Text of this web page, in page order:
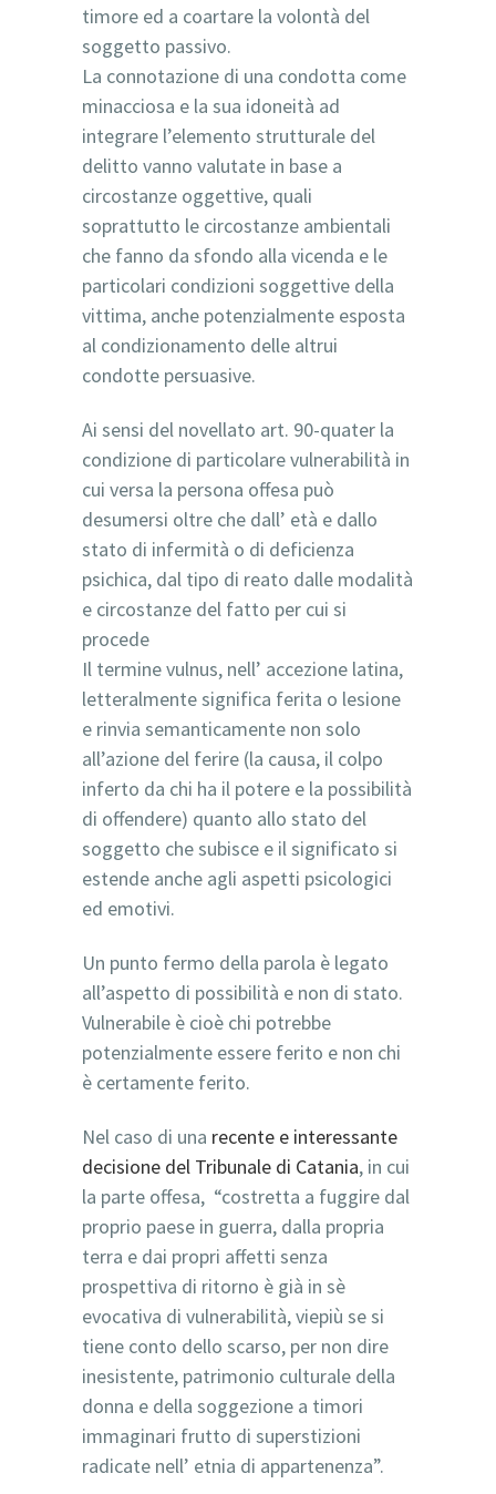
timore ed a coartare la volontà del
soggetto passivo.
La connotazione di una condotta come
minacciosa e la sua idoneità ad
integrare l’elemento strutturale del
delitto vanno valutate in base a
circostanze oggettive, quali
soprattutto le circostanze ambientali
che fanno da sfondo alla vicenda e le
particolari condizioni soggettive della
vittima, anche potenzialmente esposta
al condizionamento delle altrui
condotte persuasive.
Ai sensi del novellato art. 90-quater la
condizione di particolare vulnerabilità in
cui versa la persona offesa può
desumersi oltre che dall’ età e dallo
stato di infermità o di deficienza
psichica, dal tipo di reato dalle modalità
e circostanze del fatto per cui si
procede
Il termine vulnus, nell’ accezione latina,
letteralmente significa ferita o lesione
e rinvia semanticamente non solo
all’azione del ferire (la causa, il colpo
inferto da chi ha il potere e la possibilità
di offendere) quanto allo stato del
soggetto che subisce e il significato si
estende anche agli aspetti psicologici
ed emotivi.
Un punto fermo della parola è legato
all’aspetto di possibilità e non di stato.
Vulnerabile è cioè chi potrebbe
potenzialmente essere ferito e non chi
è certamente ferito.
Nel caso di una recente e interessante
decisione del Tribunale di Catania, in cui
la parte offesa, “costretta a fuggire dal
proprio paese in guerra, dalla propria
terra e dai propri affetti senza
prospettiva di ritorno è già in sè
evocativa di vulnerabilità, viepiù se si
tiene conto dello scarso, per non dire
inesistente, patrimonio culturale della
donna e della soggezione a timori
immaginari frutto di superstizioni
radicate nell’ etnia di appartenenza”.